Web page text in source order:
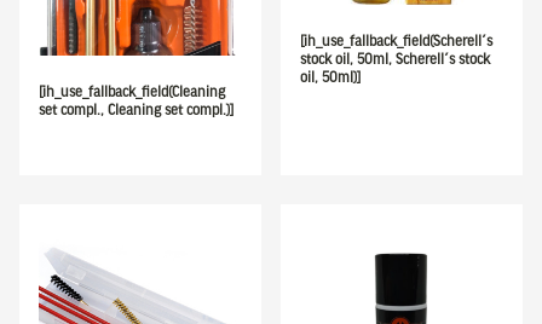
[ih_use_fallback_field(Cleaning
set compl., Cleaning set compl.)]
[ih_use_fallback_field(Scherell´s
stock oil, 50ml, Scherell´s stock
oil, 50ml)]